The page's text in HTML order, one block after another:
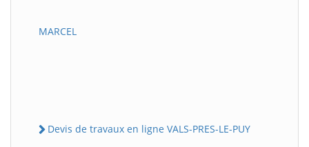
MARCEL
Devis de travaux en ligne VALS-PRES-LE-PUY